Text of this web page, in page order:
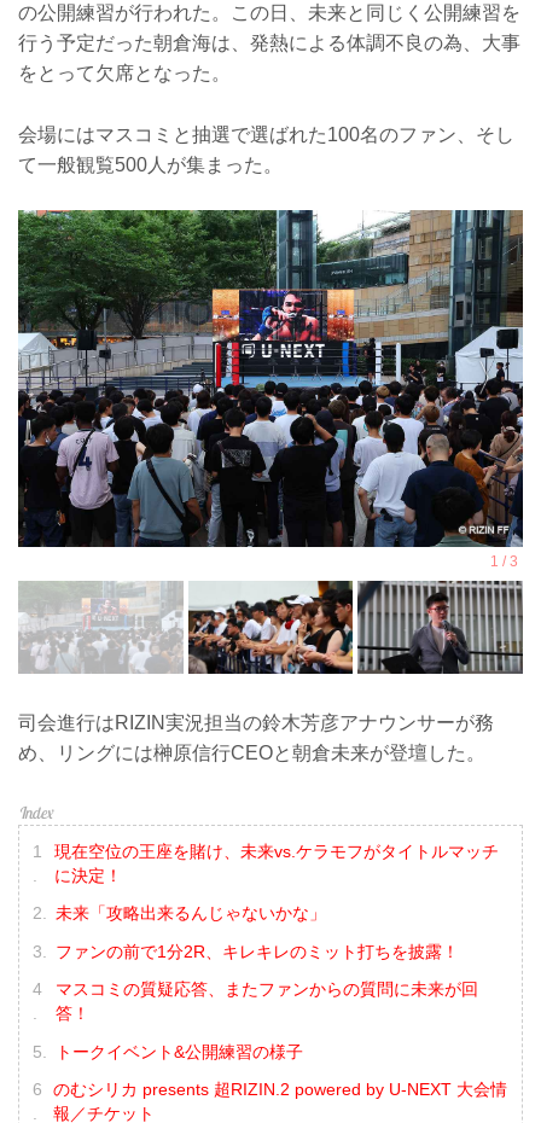
の公開練習が行われた。この日、未来と同じく公開練習を
行う予定だった朝倉海は、発熱による体調不良の為、大事
をとって欠席となった。
会場にはマスコミと抽選で選ばれた100名のファン、そし
て一般観覧500人が集まった。
司会進行はRIZIN実況担当の鈴木芳彦アナウンサーが務
め、リングには榊原信行CEOと朝倉未来が登壇した。
現在空位の王座を賭け、未来vs.ケラモフがタイトルマッチ
に決定！
未来「攻略出来るんじゃないかな」
ファンの前で1分2R、キレキレのミット打ちを披露！
マスコミの質疑応答、またファンからの質問に未来が回
答！
トークイベント&公開練習の様子
のむシリカ presents 超RIZIN.2 powered by U-NEXT 大会情
報／チケット